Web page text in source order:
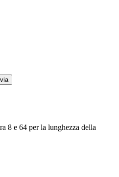
Invia
8 e 64 per la lunghezza della